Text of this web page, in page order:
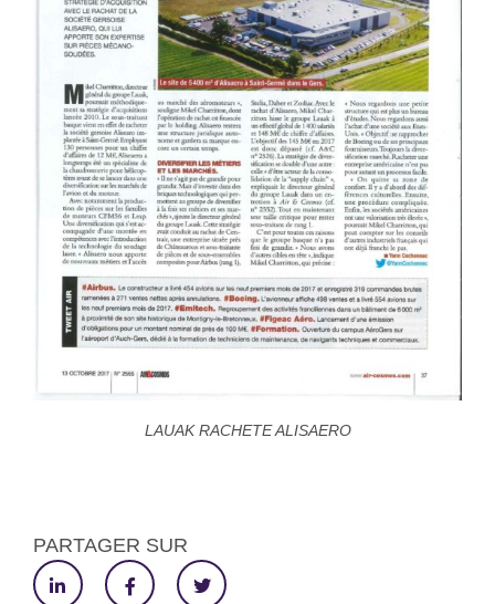
LAUAK RACHETE ALISAERO
PARTAGER SUR